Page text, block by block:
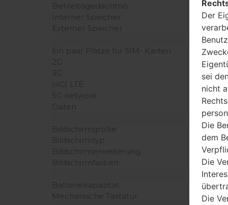
Betriebsgedächtnis
Interner Speicher
Externer Speicher
Ein paar Plätze für SIM- Karten
2G
3G
(4G) LTE
5G network
Daten
Bildschirmgröße
Bildschirmtyp
Bildschirmerweiterung
Bildschirmfarben
Batteriekapazität
Mechanische Tastatur
Der
sei
nicht
Die
dem
Die
Die